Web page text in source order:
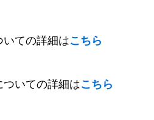
ての詳細はこちら
いての詳細はこちら